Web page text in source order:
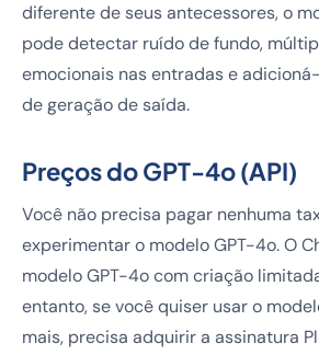
diferente de seus antecessores, o
pode detectar ruído de fundo,
emocionais nas entradas e
de geração de saída.
Preços do GPT-4o (API)
Você não precisa pagar nenhuma
experimentar o modelo GPT-4o. O
modelo GPT-4o com criação
entanto, se você quiser usar o
mais, precisa adquirir a assinatura